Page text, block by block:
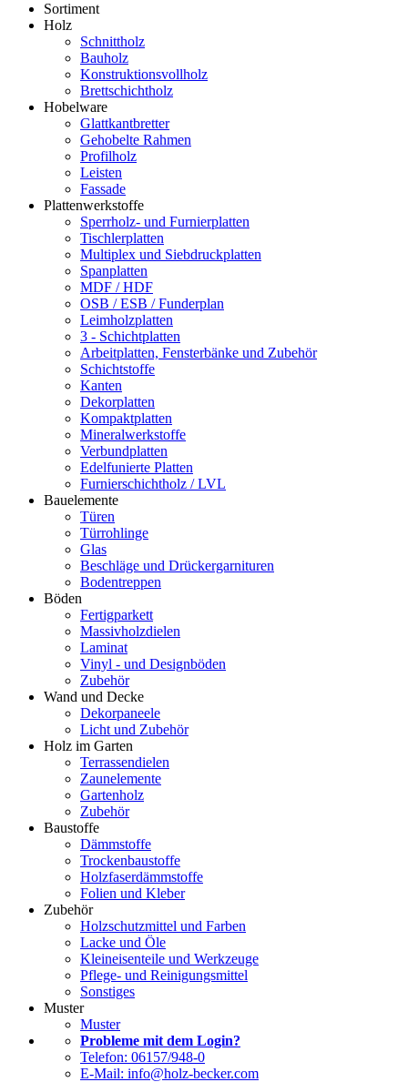
Sortiment
Holz
Schnittholz
Bauholz
Konstruktionsvollholz
Brettschichtholz
Hobelware
Glattkantbretter
Gehobelte Rahmen
Profilholz
Leisten
Fassade
Plattenwerkstoffe
Sperrholz- und Furnierplatten
Tischlerplatten
Multiplex und Siebdruckplatten
Spanplatten
MDF / HDF
OSB / ESB / Funderplan
Leimholzplatten
3 - Schichtplatten
Arbeitplatten, Fensterbänke und Zubehör
Schichtstoffe
Kanten
Dekorplatten
Kompaktplatten
Mineralwerkstoffe
Verbundplatten
Edelfunierte Platten
Furnierschichtholz / LVL
Bauelemente
Türen
Türrohlinge
Glas
Beschläge und Drückergarnituren
Bodentreppen
Böden
Fertigparkett
Massivholzdielen
Laminat
Vinyl - und Designböden
Zubehör
Wand und Decke
Dekorpaneele
Licht und Zubehör
Holz im Garten
Terrassendielen
Zaunelemente
Gartenholz
Zubehör
Baustoffe
Dämmstoffe
Trockenbaustoffe
Holzfaserdämmstoffe
Folien und Kleber
Zubehör
Holzschutzmittel und Farben
Lacke und Öle
Kleineisenteile und Werkzeuge
Pflege- und Reinigungsmittel
Sonstiges
Muster
Muster
Probleme mit dem Login?
Telefon: 06157/948-0
E-Mail: info@holz-becker.com